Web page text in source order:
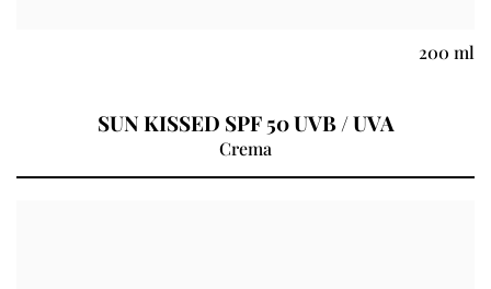
200 ml
SUN KISSED SPF 50 UVB / UVA
Crema